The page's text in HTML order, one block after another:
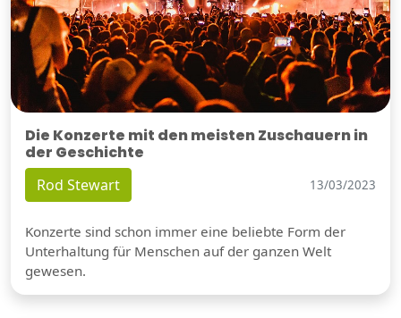
Die Konzerte mit den meisten Zuschauern in
der Geschichte
Rod Stewart 13/03/2023
Konzerte sind schon immer eine beliebte Form der
Unterhaltung für Menschen auf der ganzen Welt
gewesen.